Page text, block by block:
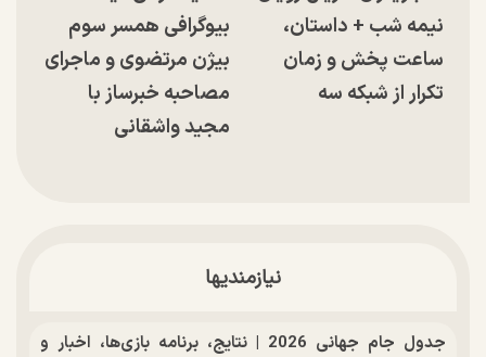
نیمه شب + داستان،
ساعت پخش و زمان
تکرار از شبکه سه
بیوگرافی همسر سوم
بیژن مرتضوی و ماجرای
مصاحبه خبرساز با
مجید واشقانی
نیازمندیها
جدول جام جهانی 2026 | نتایج، برنامه بازی‌ها، اخبار و